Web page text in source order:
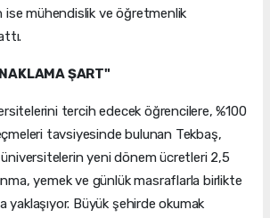
ise mühendislik ve öğretmenlik
ŞART"
tercih edecek öğrencilere, %100
tavsiyesinde bulunan Tekbaş,
üniversitelerin yeni dönem ücretleri 2,5
yemek ve günlük masraflarla birlikte
yaklaşıyor. Büyük şehirde okumak